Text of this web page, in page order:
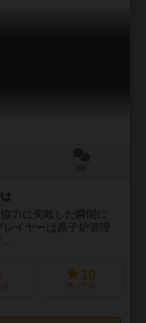
力に失敗した瞬間に
イヤーは原子炉管理
...
10
持ってる